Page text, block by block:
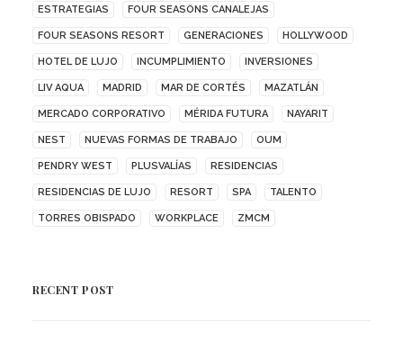
ESTRATEGIAS FOUR SEASONS CANALEJAS
FOUR SEASONS RESORT GENERACIONES HOLLYWOOD
HOTEL DE LUJO INCUMPLIMIENTO INVERSIONES
LIV AQUA MADRID MAR DE CORTÉS MAZATLÁN
MERCADO CORPORATIVO MÉRIDA FUTURA NAYARIT
NEST NUEVAS FORMAS DE TRABAJO OUM
PENDRY WEST PLUSVALÍAS RESIDENCIAS
RESIDENCIAS DE LUJO RESORT SPA TALENTO
TORRES OBISPADO WORKPLACE ZMCM
RECENT POST